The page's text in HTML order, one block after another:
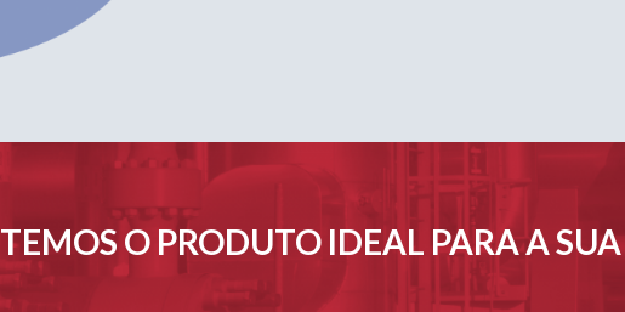
TEMOS O PRODUTO IDEAL PARA A